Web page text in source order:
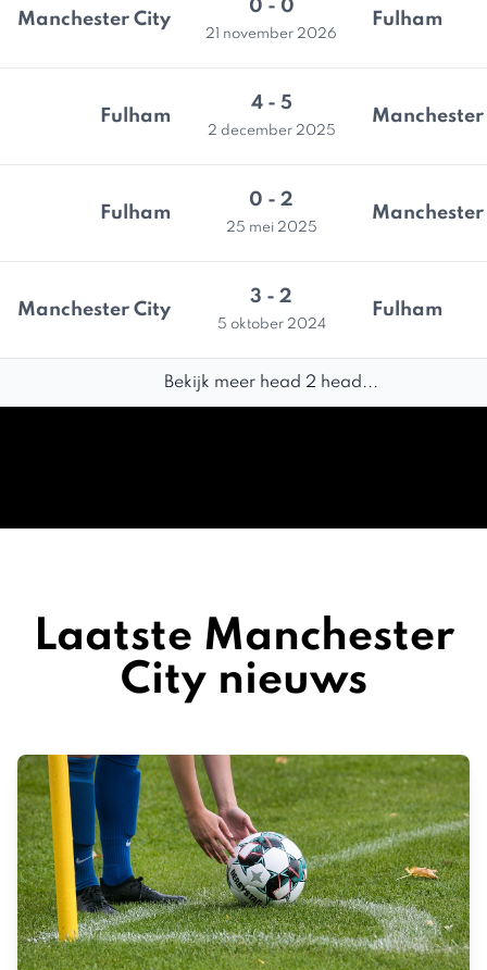
Manchester City
0 - 0
21 november 2026
Fulham
Fulham
4 - 5
2 december 2025
Manchester
Fulham
0 - 2
25 mei 2025
Manchester
Manchester City
3 - 2
5 oktober 2024
Fulham
Bekijk meer head 2 head...
Laatste Manchester
City nieuws